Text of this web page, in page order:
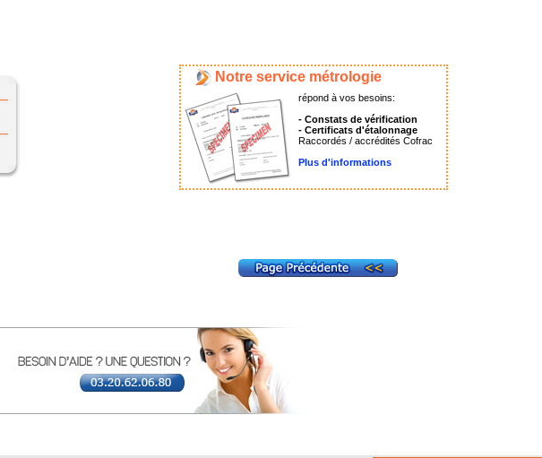
Notre service métrologie
répond à vos besoins:
- Constats de vérification
- Certificats d'étalonnage
Raccordés / accrédités Cofrac
Plus d'informations